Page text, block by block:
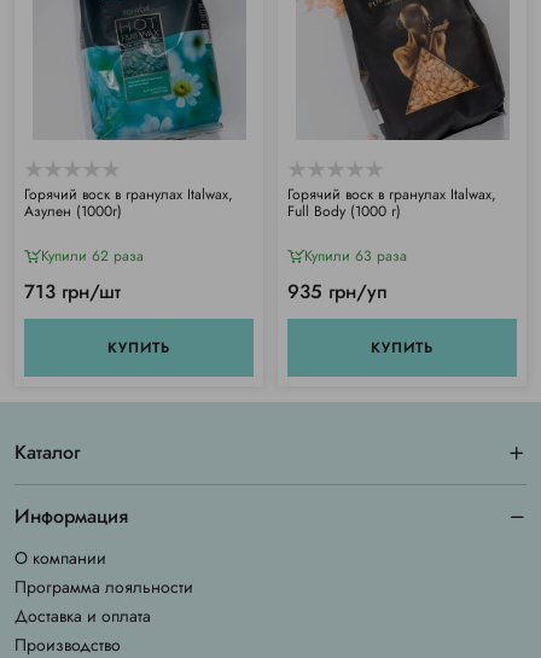
Горячий воск в гранулах Italwax,
Азулен (1000г)
Купили 62 раза
713 грн/шт
КУПИТЬ
Горячий воск в гранулах Italwax,
Full Body (1000 г)
Купили 63 раза
935 грн/уп
КУПИТЬ
Каталог
Информация
О компании
Программа лояльности
Доставка и оплата
Производство